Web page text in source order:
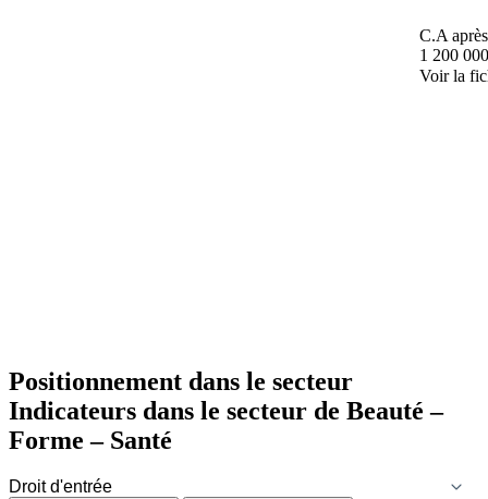
C.A
1 200
Voir la
Positionnement dans le secteur
Indicateurs dans le secteur de Beauté –
Forme – Santé